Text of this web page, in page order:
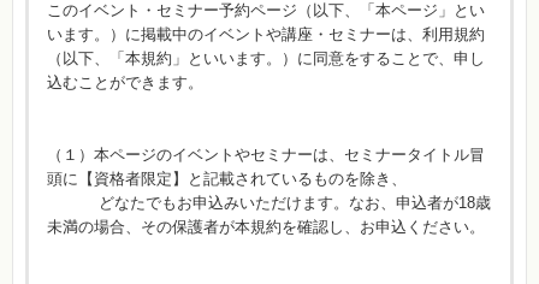
このイベント・セミナー予約ページ（以下、「本ページ」とい
います。）に掲載中のイベントや講座・セミナーは、利用規約
（以下、「本規約」といいます。）に同意をすることで、申し
込むことができます。
（１）本ページのイベントやセミナーは、セミナータイトル冒
頭に【資格者限定】と記載されているものを除き、
どなたでもお申込みいただけます。なお、申込者が18歳
未満の場合、その保護者が本規約を確認し、お申込ください。